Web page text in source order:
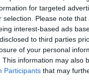
for targeted
selection. Please note
interest-based ads
to third parties
of your personal
This information may also
Participants that may
συζητήσω τίποτα
ημέρα στο
θα βγάλω
δηλώσεις της
κακοποιητικές